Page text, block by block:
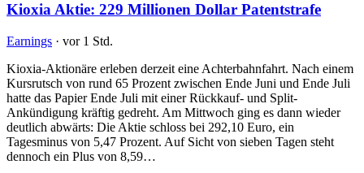
Kioxia Aktie: 229 Millionen Dollar Patentstrafe
Earnings · vor 1 Std.
Kioxia-Aktionäre erleben derzeit eine Achterbahnfahrt. Nach einem
Kursrutsch von rund 65 Prozent zwischen Ende Juni und Ende Juli
hatte das Papier Ende Juli mit einer Rückkauf- und Split-
Ankündigung kräftig gedreht. Am Mittwoch ging es dann wieder
deutlich abwärts: Die Aktie schloss bei 292,10 Euro, ein
Tagesminus von 5,47 Prozent. Auf Sicht von sieben Tagen steht
dennoch ein Plus von 8,59…